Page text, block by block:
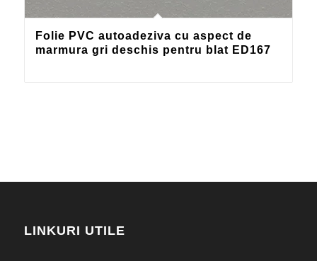
Folie PVC autoadeziva cu aspect de
marmura gri deschis pentru blat ED167
LINKURI UTILE